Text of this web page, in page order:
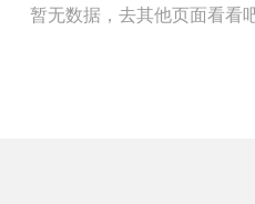
暂无数据，去其他页面看看